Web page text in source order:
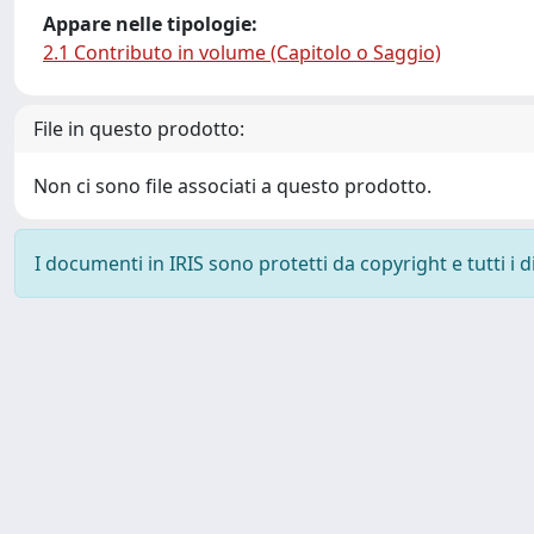
Appare nelle tipologie:
2.1 Contributo in volume (Capitolo o Saggio)
File in questo prodotto:
Non ci sono file associati a questo prodotto.
I documenti in IRIS sono protetti da copyright e tutti i